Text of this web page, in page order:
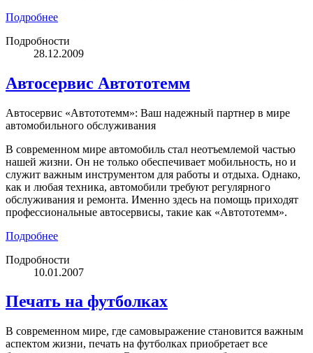
Подробнее
Подробности
28.12.2009
Автосервис Автототемм
Автосервис «Автототемм»: Ваш надежный партнер в мире
автомобильного обслуживания
В современном мире автомобиль стал неотъемлемой частью
нашей жизни. Он не только обеспечивает мобильность, но и
служит важным инструментом для работы и отдыха. Однако,
как и любая техника, автомобили требуют регулярного
обслуживания и ремонта. Именно здесь на помощь приходят
профессиональные автосервисы, такие как «Автототемм».
Подробнее
Подробности
10.01.2007
Печать на футболках
В современном мире, где самовыражение становится важным
аспектом жизни, печать на футболках приобретает все